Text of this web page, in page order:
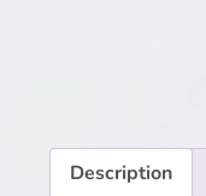
Description